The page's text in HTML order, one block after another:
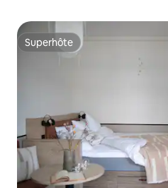
Superhôte
Superhôte